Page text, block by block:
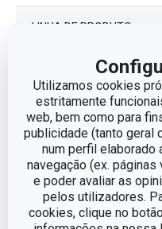
Utilizamos cookies
estritamente
web, bem como para
publicidade (tanto geral
num perfil elaborado
navegação (ex.
e poder avaliar as
pelos utilizadores.
cookies, clique no
LINHA DE PRODUTO
TIPO
CORES
MÁQUINA DE LAVAR
LOUÇA